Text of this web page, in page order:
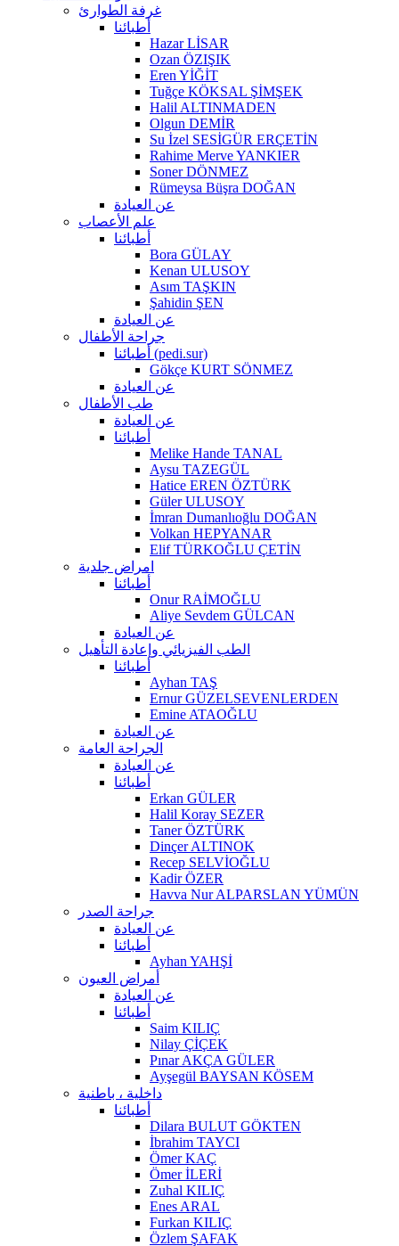
غرفة الطوارئ
أطبائنا
Hazar LİSAR
Ozan ÖZIŞIK
Eren YİĞİT
Tuğçe KÖKSAL ŞİMŞEK
Halil ALTINMADEN
Olgun DEMİR
Su İzel SESİGÜR ERÇETİN
Rahime Merve YANKIER
Soner DÖNMEZ
Rümeysa Büşra DOĞAN
عن العيادة
علم الأعصاب
أطبائنا
Bora GÜLAY
Kenan ULUSOY
Asım TAŞKIN
Şahidin ŞEN
عن العيادة
جراحة الأطفال
أطبائنا (pedi.sur)
Gökçe KURT SÖNMEZ
عن العيادة
طب الأطفال
عن العيادة
أطبائنا
Melike Hande TANAL
Aysu TAZEGÜL
Hatice EREN ÖZTÜRK
Güler ULUSOY
İmran Dumanlıoğlu DOĞAN
Volkan HEPYANAR
Elif TÜRKOĞLU ÇETİN
امراض جلدية
أطبائنا
Onur RAİMOĞLU
Aliye Sevdem GÜLCAN
عن العيادة
الطب الفيزيائي وإعادة التأهيل
أطبائنا
Ayhan TAŞ
Ernur GÜZELSEVENLERDEN
Emine ATAOĞLU
عن العيادة
الجراحة العامة
عن العيادة
أطبائنا
Erkan GÜLER
Halil Koray SEZER
Taner ÖZTÜRK
Dinçer ALTINOK
Recep SELVİOĞLU
Kadir ÖZER
Havva Nur ALPARSLAN YÜMÜN
جراحة الصدر
عن العيادة
أطبائنا
Ayhan YAHŞİ
أمراض العيون
عن العيادة
أطبائنا
Saim KILIÇ
Nilay ÇİÇEK
Pınar AKÇA GÜLER
Ayşegül BAYSAN KÖSEM
داخلية ، باطنية
أطبائنا
Dilara BULUT GÖKTEN
İbrahim TAYCI
Ömer KAÇ
Ömer İLERİ
Zuhal KILIÇ
Enes ARAL
Furkan KILIÇ
Özlem ŞAFAK